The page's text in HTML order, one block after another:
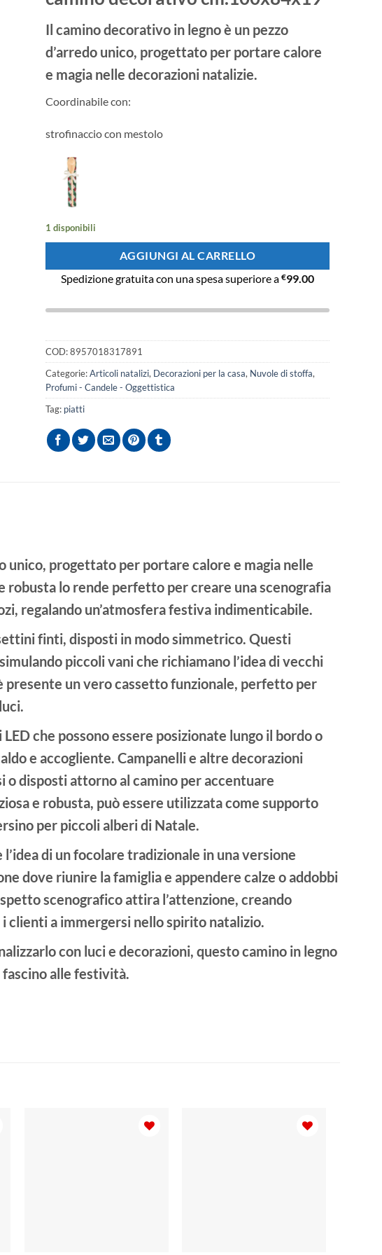
€260.00.
è:
€220.00.
Il camino decorativo in legno è un pezzo
d’arredo unico, progettato per portare calore
e magia nelle decorazioni natalizie.
Coordinabile con:
strofinaccio con mestolo
1 disponibili
AGGIUNGI AL CARRELLO
Spedizione gratuita con una spesa superiore a €99.00
COD:8957018317891
Categorie:Articoli natalizi, Decorazioni per la casa, Nuvole di stoffa,
Profumi - Candele - Oggettistica
Tag: piatti
unico, progettato per portare calore e magia nelle
robusta lo rende perfetto per creare una scenografia
regalando un’atmosfera festiva indimenticabile.
finti, disposti in modo simmetrico. Questi
piccoli vani che richiamano l’idea di vecchi
presente un verocassetto funzionale, perfetto per
LEDche possono essere posizionate lungo il bordo o
e accogliente. Campanellie altre decorazioni
o disposti attorno al camino per accentuare
e robusta, può essere utilizzata come supporto
per piccoli alberi di Natale.
di un focolare tradizionale in una versione
dove riunire la famiglia e appendere calze o addobbi
scenografico attira l’attenzione, creando
clienti a immergersi nello spirito natalizio.
con luci e decorazioni, questo camino in legno
alle festività.